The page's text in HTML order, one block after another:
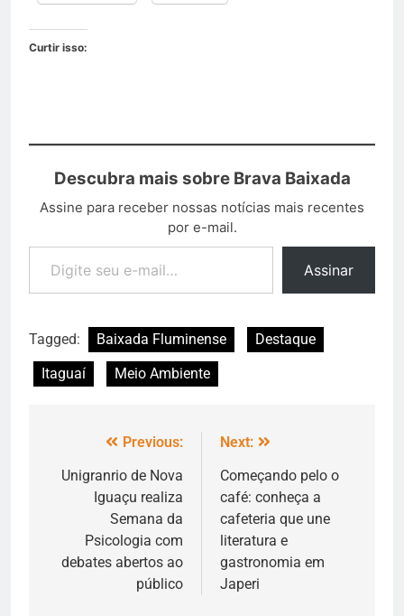
Curtir isso:
Descubra mais sobre Brava Baixada
Assine para receber nossas notícias mais recentes
por e-mail.
Assinar
Tagged: Baixada Fluminense
Destaque
Itaguaí
Meio Ambiente
Previous:
Unigranrio de Nova
Iguaçu realiza
Semana da
Psicologia com
debates abertos ao
público
Next:
Começando pelo o
café: conheça a
cafeteria que une
literatura e
gastronomia em
Japeri